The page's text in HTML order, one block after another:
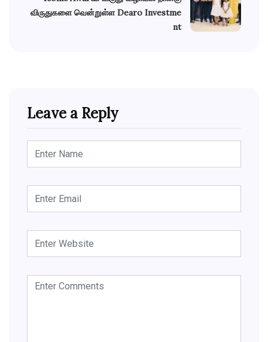
விருதுகளை வென்றுள்ள Dearo Investme
nt
Leave a Reply